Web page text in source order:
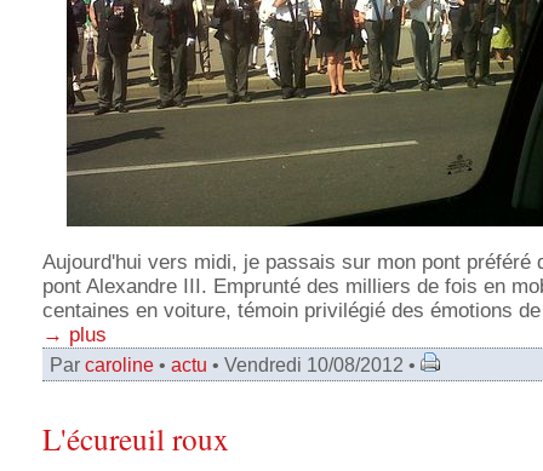
Aujourd'hui vers midi, je passais sur mon pont préféré
pont Alexandre III. Emprunté des milliers de fois en
centaines en voiture, témoin privilégié des émotions
→ plus
Par caroline • actu • Vendredi 10/08/2012 •
L'écureuil roux